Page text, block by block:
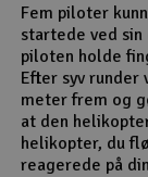
Fem piloter
startede ved
piloten holde
Efter syv runder
meter frem og
at den
helikopter, du
reagerede på